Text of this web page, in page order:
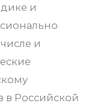
и
и
в Российской